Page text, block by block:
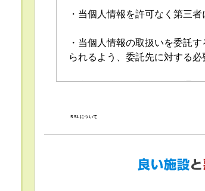
・当個人情報を許可なく第三
・当個人情報の取扱いを委託
られるよう、委託先に対する必
口」で受け付けます。
・当ホームページではご利用
SSLについて